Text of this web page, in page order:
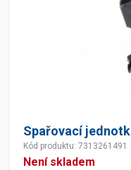
Spařovací
Kód produktu: 7313261491
Není skladem